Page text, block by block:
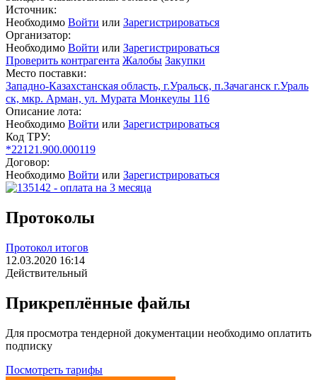
Источник:
Необходимо Войти или Зарегистрироваться
Организатор:
Необходимо Войти или Зарегистрироваться
Проверить контрагента Жалобы Закупки
Место поставки:
Западно-Казахстанская область, г.Уральск, п.Зачаганск г.Ураль
ск, мкр. Арман, ул. Мурата Монкеулы 116
Описание лота:
Необходимо Войти или Зарегистрироваться
Код ТРУ:
*22121.900.000119
Договор:
Необходимо Войти или Зарегистрироваться
Протоколы
Протокол итогов
12.03.2020 16:14
Действительный
Прикреплённые файлы
Для просмотра тендерной документации необходимо оплатить
подписку
Посмотреть тарифы